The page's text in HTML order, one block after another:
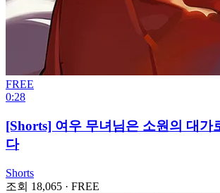
FREE
0:28
[Shorts] 여우 무녀님은 소원의 대가
다
Shorts
조회 18,065 · FREE